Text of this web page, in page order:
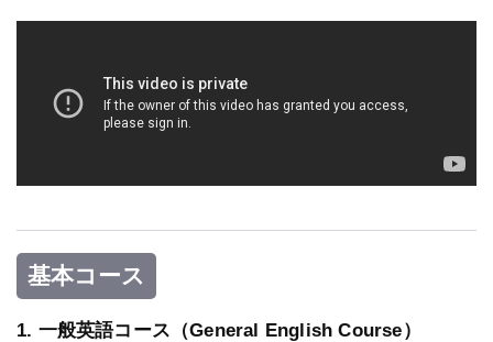
基本コース
1. 一般英語コース（General English Course）